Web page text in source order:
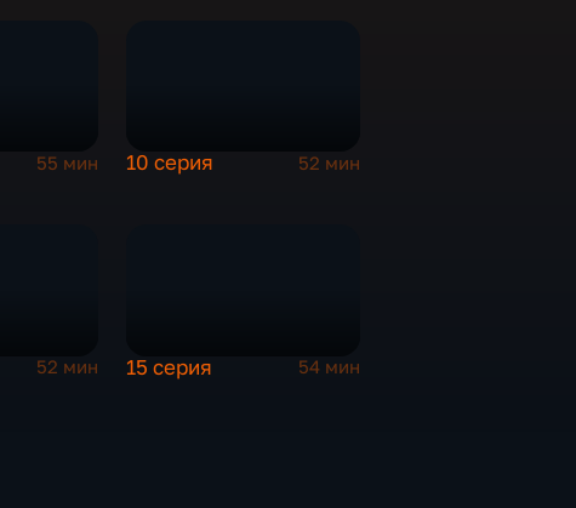
55 мин 10 серия 52 мин
52 мин 15 серия 54 мин